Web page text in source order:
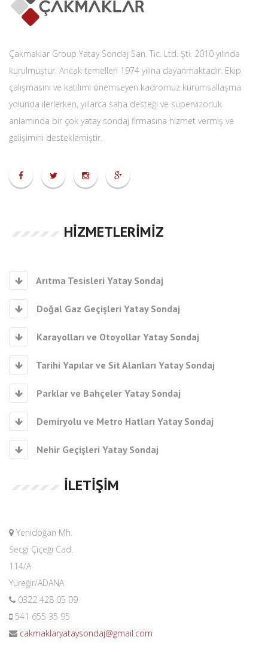
Çakmaklar Group Yatay Sondaj San. Tic. Ltd. Şti. 2010 yılında
kurulmuştur. Ancak temelleri 1974 yılına dayanmaktadır. Ekip
çalışmasını ve katılımı önemseyen kadromuz kurumsallaşma
yolunda ilerlerken, yıllarca saha desteği ve süpervizörlük
anlamında bir çok yatay sondaj firmasına hizmet vermiş ve
gelişimini desteklemiştir.
HIZMETLERIMIZ
Arıtma Tesisleri Yatay Sondaj
Doğal Gaz Geçişleri Yatay Sondaj
Karayolları ve Otoyollar Yatay Sondaj
Tarihi Yapılar ve Sit Alanları Yatay Sondaj
Parklar ve Bahçeler Yatay Sondaj
Demiryolu ve Metro Hatları Yatay Sondaj
Nehir Geçişleri Yatay Sondaj
İLETIŞIM
Yenidoğan Mh.
Secgi Çiçeği Cad.
114/A
Yüreğir/ADANA
0322 428 05 09
541 655 35 95
cakmaklaryataysondaj@gmail.com